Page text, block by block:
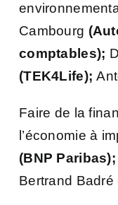
Cambourg
comptables);
(TEK4Life);
Faire de la
l’économie à
(BNP
Bertrand Badré